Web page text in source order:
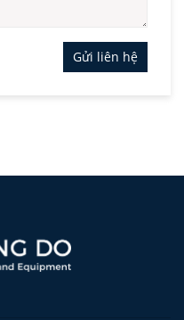
Gửi liên hệ